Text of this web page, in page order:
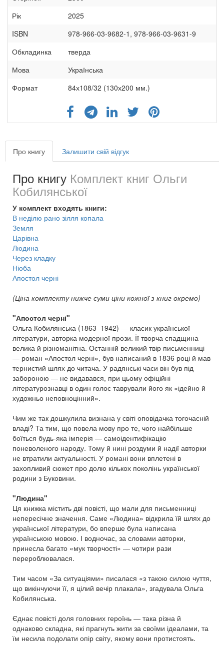
Рік
2025
ISBN
978-966-03-9682-1, 978-966-03-9631-9
Обкладинка
тверда
Мова
Українська
Формат
84х108/32 (130х200 мм.)
Про книгу Залишити свій відгук
Про книгу Комплект книг Ольги
Кобилянської
У комплект входять книги:
В неділю рано зілля копала
Земля
Царівна
Людина
Через кладку
Ніоба
Апостол черні
(Ціна комплекту нижче суми ціни кожної з книг окремо)
"Апостол черні"
Ольга Кобилянська (1863–1942) — класик української
літератури, авторка модерної прози. Її творча спадщина
велика й різноманітна. Останній великий твір письменниці
— роман «Апостол черні», був написаний в 1836 році й мав
тернистий шлях до читача. У радянські часи він був під
забороною — не видавався, при цьому офіційні
літературознавці в один голос таврували його як «ідейно й
художньо неповноцінний».
Чим же так дошкулила визнана у світі оповідачка тогочасній
владі? Та тим, що повела мову про те, чого найбільше
боїться будь-яка імперія — самоідентифікацію
поневоленого народу. Тому й нині роздуми й надії авторки
не втратили актуальності. У романі вони вплетені в
захопливий сюжет про долю кількох поколінь української
родини з Буковини.
"Людина"
Ця книжка містить дві повісті, що мали для письменниці
непересічне значення. Саме «Людина» відкрила їй шлях до
української літератури, бо вперше була написана
українською мовою. І водночас, за словами авторки,
принесла багато «мук творчості» — чотири рази
перероблювалася.
Тим часом «За ситуаціями» писалася «з такою силою чуття,
що викінчуючи її, я цілий вечір плакала», згадувала Ольга
Кобилянська.
Єднає повісті доля головних героїнь — така різна й
однаково складна, які прагнуть жити за своїми ідеалами, та
їм несила подолати опір світу, якому вони протистоять.